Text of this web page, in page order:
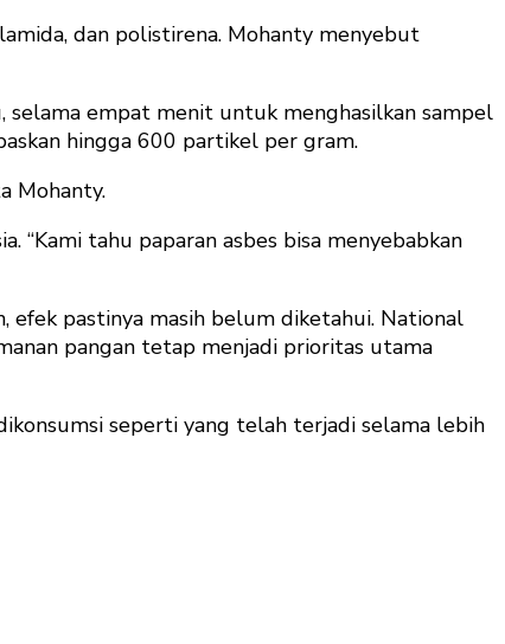
dan polistirena. Mohanty menyebut
empat menit untuk menghasilkan sampel
hingga 600 partikel per gram.
Mohanty.
“Kami tahu paparan asbes bisa menyebabkan
pastinya masih belum diketahui. National
pangan tetap menjadi prioritas utama
seperti yang telah terjadi selama lebih